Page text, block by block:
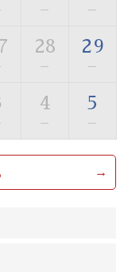
れるプライベー
ドが諏訪大社をご
ご利用ご希望の方
ございます
りません
— —
28
—
29
—
4
—
5
—